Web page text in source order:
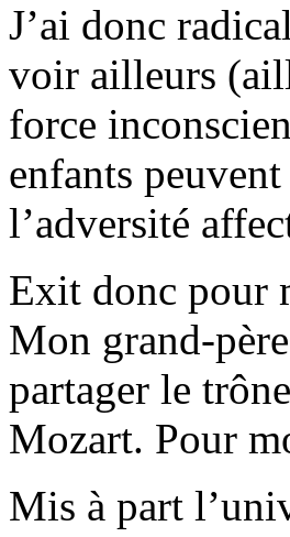
J’ai donc
voir ailleurs
force
enfants
l’adversité
Exit donc pour
Mon grand-
partager le
Mozart. Pour
Mis à part